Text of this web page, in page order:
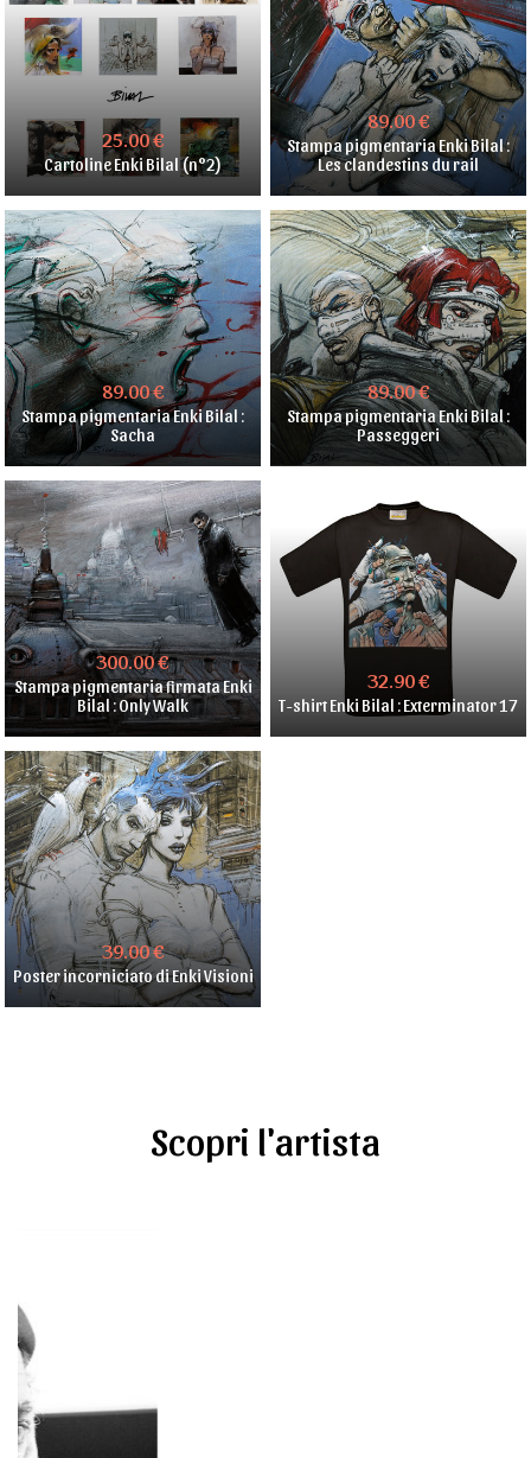
25.00 €
Cartoline Enki Bilal (n°2)
89.00 €
Stampa pigmentaria Enki Bilal :
Les clandestins du rail
89.00 €
Stampa pigmentaria Enki Bilal :
Sacha
89.00 €
Stampa pigmentaria Enki Bilal :
Passeggeri
300.00 €
Stampa pigmentaria firmata Enki
Bilal : Only Walk
32.90 €
T-shirt Enki Bilal : Exterminator 17
39.00 €
Poster incorniciato di Enki Visioni
Scopri l'artista